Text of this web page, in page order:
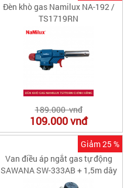
Đèn khò gas Namilux NA-192 /
TS1719RN
189.000 vnđ
109.000vnđ
Van điều áp ngắt gas tự động
SAWANA SW-333AB + 1,5m dây
gas
Giảm 25 %